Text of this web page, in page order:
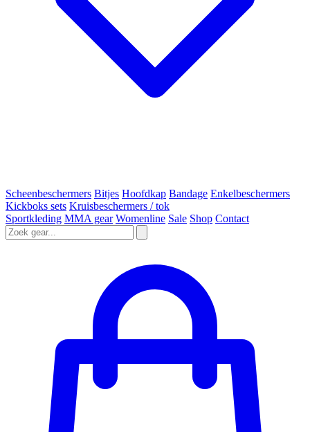
Scheenbeschermers Bitjes Hoofdkap Bandage Enkelbeschermers
Kickboks sets Kruisbeschermers / tok
Sportkleding MMA gear Womenline Sale Shop Contact